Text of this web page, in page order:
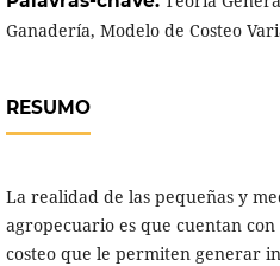
Ganadería, Modelo de Costeo
RESUMO
La realidad de las pequeñas y
agropecuario es que cuentan con
costeo que le permiten generar